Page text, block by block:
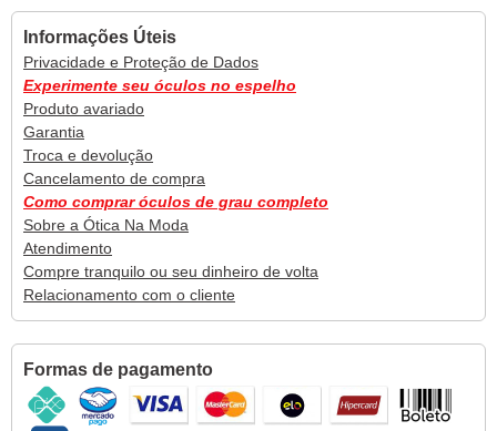
Informações Úteis
Privacidade e Proteção de Dados
Experimente seu óculos no espelho
Produto avariado
Garantia
Troca e devolução
Cancelamento de compra
Como comprar óculos de grau completo
Sobre a Ótica Na Moda
Atendimento
Compre tranquilo ou seu dinheiro de volta
Relacionamento com o cliente
Formas de pagamento